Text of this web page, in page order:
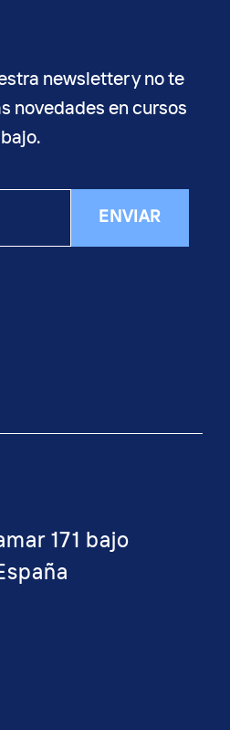
newsletter y no te
novedades en cursos
ENVIAR
171 bajo